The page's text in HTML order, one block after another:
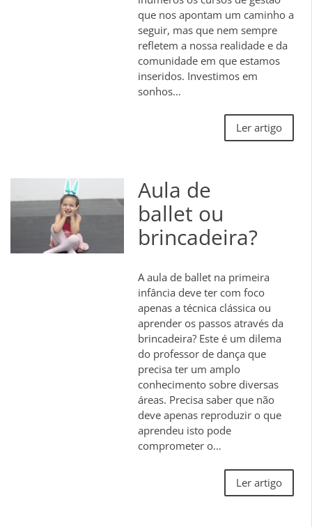
que nos apontam um caminho a
seguir, mas que nem sempre
refletem a nossa realidade e da
comunidade em que estamos
inseridos. Investimos em
sonhos…
Ler artigo
Aula de
ballet ou
brincadeira?
A aula de ballet na primeira
infância deve ter com foco
apenas a técnica clássica ou
aprender os passos através da
brincadeira? Este é um dilema
do professor de dança que
precisa ter um amplo
conhecimento sobre diversas
áreas. Precisa saber que não
deve apenas reproduzir o que
aprendeu isto pode
comprometer o…
Ler artigo